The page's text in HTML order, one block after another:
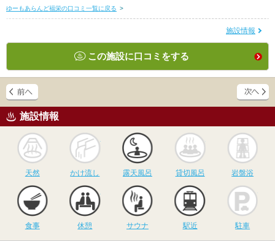
ゆーもあらんど福栄の口コミ一覧に戻る >
施設情報
この施設に口コミをする
施設情報
天然
かけ流し
かけ流し
露天風呂
露天風呂
貸切風呂
貸切風呂 岩盤浴
食事 休憩
サウナ
サウナ 駅近 駐車